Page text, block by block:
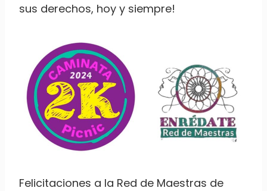
sus derechos, hoy y siempre!
Felicitaciones a la Red de Maestras de